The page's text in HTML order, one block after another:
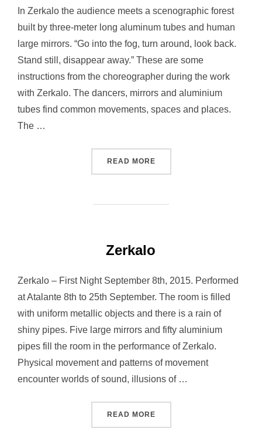
In Zerkalo the audience meets a scenographic forest
built by three-meter long aluminum tubes and human
large mirrors. “Go into the fog, turn around, look back.
Stand still, disappear away.” These are some
instructions from the choreographer during the work
with Zerkalo. The dancers, mirrors and aluminium
tubes find common movements, spaces and places.
The …
READ MORE“ZERKALO TRAILER”
Zerkalo
Zerkalo – First Night September 8th, 2015. Performed
at Atalante 8th to 25th September. The room is filled
with uniform metallic objects and there is a rain of
shiny pipes. Five large mirrors and fifty aluminium
pipes fill the room in the performance of Zerkalo.
Physical movement and patterns of movement
encounter worlds of sound, illusions of …
READ MORE“ZERKALO”